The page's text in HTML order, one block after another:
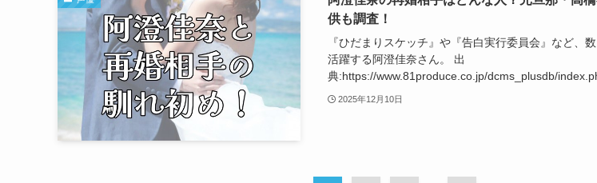
供も調査！
『ひだまりスケッチ』や『告白実行委員会』など、
活躍する阿澄佳奈さん。 出
典:https://www.81produce.co.jp/dcms_plusdb/
2025年12月10日